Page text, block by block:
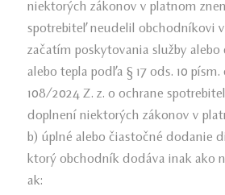
niektorých zákonov v platnom
spotrebiteľ neudelil obchodníkovi
začatím poskytovania služby
alebo tepla podľa § 17 ods. 10 písm.
108/2024 Z. z. o ochrane
doplnení niektorých zákonov v
b) úplné alebo čiastočné dodanie
ktorý obchodník dodáva inak ako
ak: